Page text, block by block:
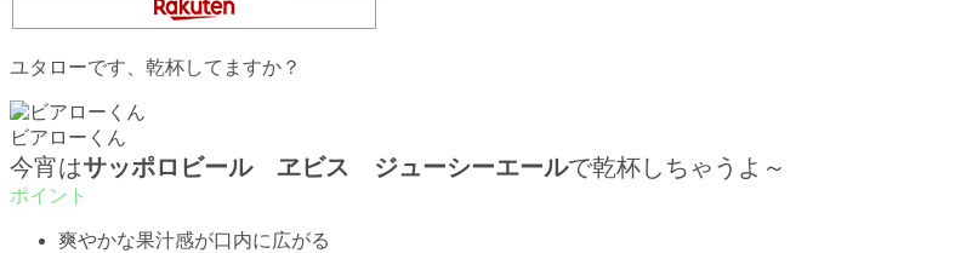
ユタローです、乾杯してますか？
ビアローくん
今宵はサッポロビール ヱビス ジューシーエールで乾杯しちゃうよ～
爽やかな果汁感が口内に広がる